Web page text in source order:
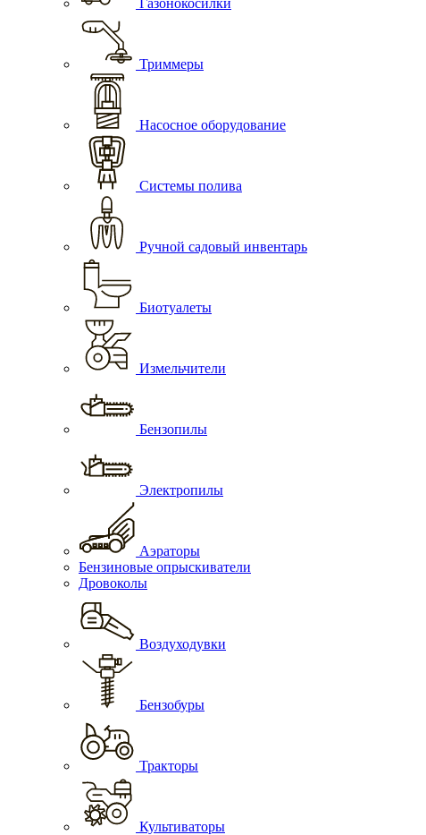
Газонокосилки
Триммеры
Насосное оборудование
Системы полива
Ручной садовый инвентарь
Биотуалеты
Измельчители
Бензопилы
Электропилы
Аэраторы
Бензиновые опрыскиватели
Дровоколы
Воздуходувки
Бензобуры
Тракторы
Культиваторы